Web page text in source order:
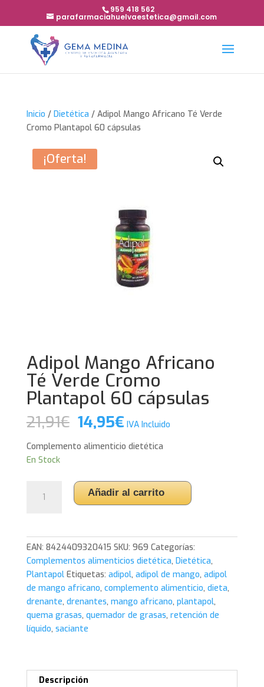
959 418 562
parafarmaciahuelvaestetica@gmail.com
Inicio / Dietética / Adipol Mango Africano Té Verde
Cromo Plantapol 60 cápsulas
¡Oferta!
Adipol Mango Africano
Té Verde Cromo
Plantapol 60 cápsulas
21,91€ El
precio
original
21,91€.
14,95€El
actual
14,95€.
IVA Incluido
Complemento alimenticio dietética
En Stock
Mango
Verde
Cromo
Plantapol
60
cápsulas
Añadir al carrito
EAN: 8424409320415 SKU: 969 Categorías:
Complementos alimenticios dietética, Dietética,
Plantapol Etiquetas: adipol, adipol de mango, adipol
de mango africano, complemento alimenticio, dieta,
drenante, drenantes, mango africano, plantapol,
quema grasas, quemador de grasas, retención de
líquido, saciante
Descripción